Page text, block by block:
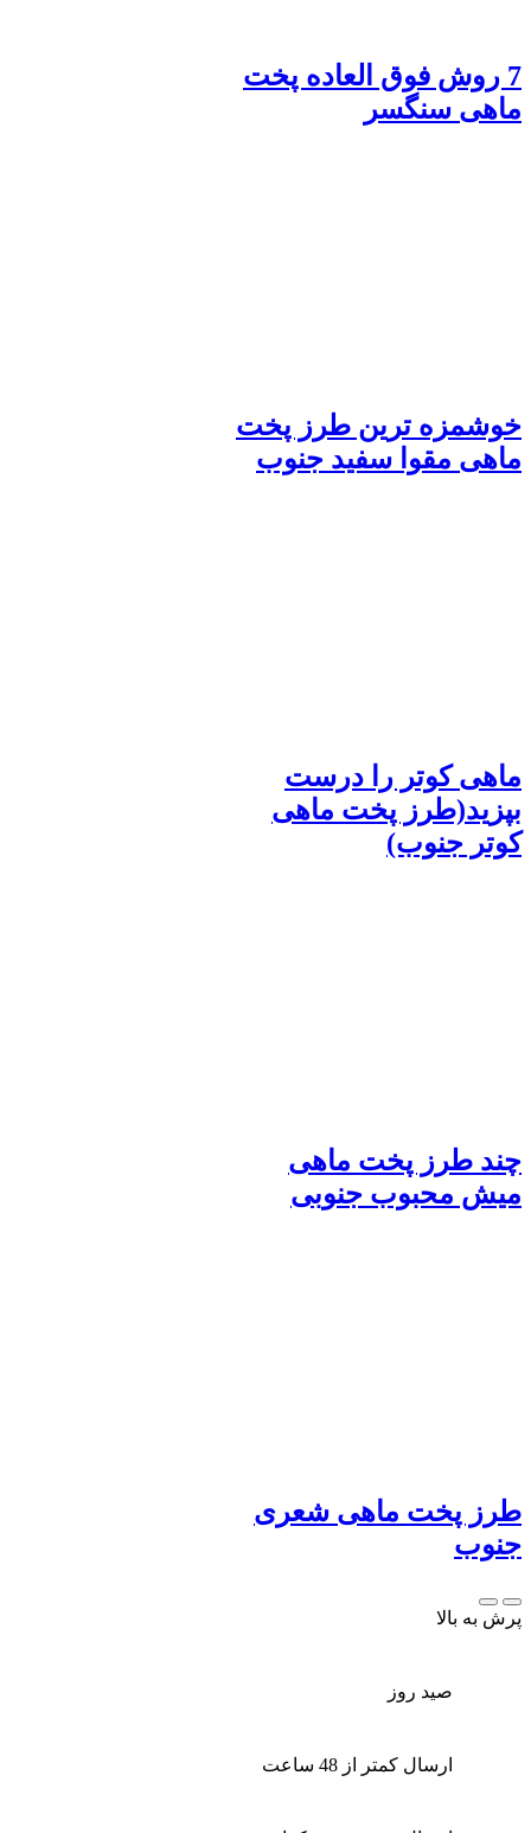
7 روش فوق العاده پخت
ماهی سنگسر
خوشمزه ترین طرز پخت
ماهی مقوا سفید جنوب
ماهی کوتر را درست
بپزید(طرز پخت ماهی
کوتر جنوب)
چند طرز پخت ماهی
میش محبوب جنوبی
طرز پخت ماهی شعری
جنوب
پرش به بالا
صید روز
ارسال کمتر از 48 ساعت